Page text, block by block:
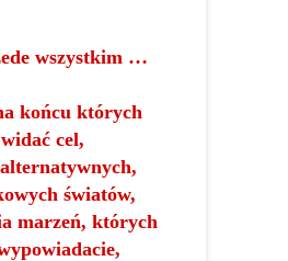
wszystkim …
końcu których
widać cel,
światów,
marzeń, których